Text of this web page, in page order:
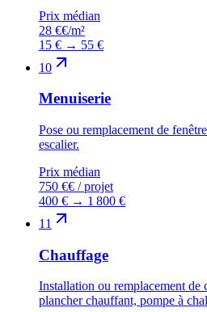
Prix médian
28 €€/m²
15 € → 55 €
10
Menuiserie
Pose ou remplacement de
escalier.
Prix médian
750 €€ / projet
400 € → 1 800 €
11
Chauffage
Installation ou remplacement de
plancher chauffant, pompe à